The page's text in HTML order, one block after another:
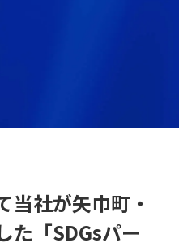
当社が矢巾町・
た「SDGsパー